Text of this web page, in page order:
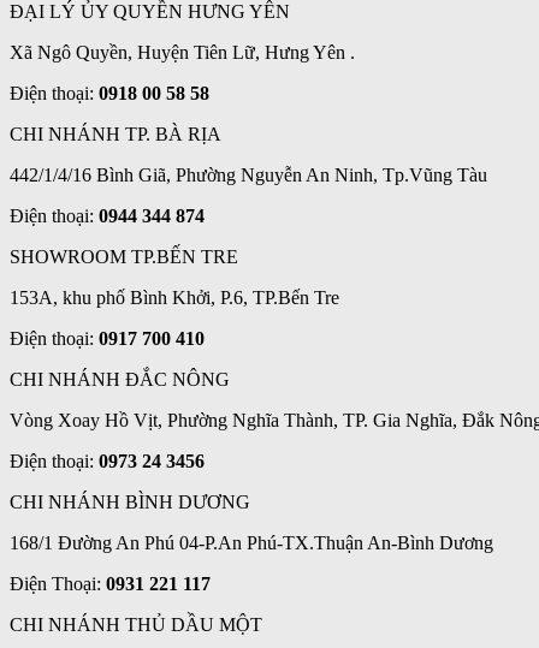
ĐẠI LÝ ỦY QUYỀN HƯNG YÊN
Xã Ngô Quyền, Huyện Tiên Lữ, Hưng Yên .
Điện thoại: 0918 00 58 58
CHI NHÁNH TP. BÀ RỊA
442/1/4/16 Bình Giã, Phường Nguyễn An Ninh, Tp.Vũng Tàu
Điện thoại: 0944 344 874
SHOWROOM TP.BẾN TRE
153A, khu phố Bình Khởi, P.6, TP.Bến Tre
Điện thoại: 0917 700 410
CHI NHÁNH ĐẮC NÔNG
Vòng Xoay Hồ Vịt, Phường Nghĩa Thành, TP. Gia Nghĩa, Đắk
Điện thoại: 0973 24 3456
CHI NHÁNH BÌNH DƯƠNG
168/1 Đường An Phú 04-P.An Phú-TX.Thuận An-Bình Dương
Điện Thoại: 0931 221 117
CHI NHÁNH THỦ DẦU MỘT